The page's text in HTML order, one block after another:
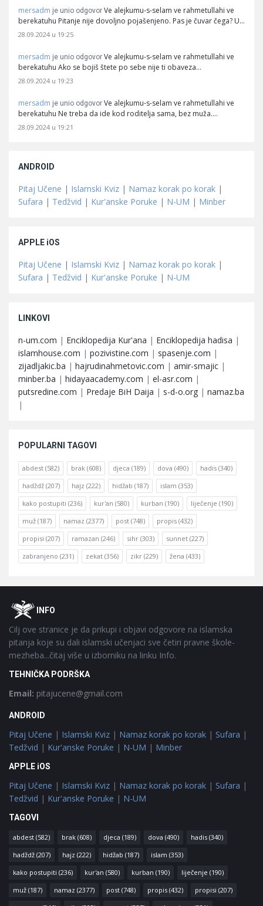
mersadm je unio odgovor Ve alejkumu-s-selam ve rahmetullahi ve
berekatuhu Pitanje nije dovoljno pojašenjeno. Pas je čuvar čega? U…
28.09.2024 u 19:25
mersadm je unio odgovor Ve alejkumu-s-selam ve rahmetullahi ve
berekatuhu Ako se bojiš štete po sebe nije ti obaveza…
28.09.2024 u 19:23
mersadm je unio odgovor Ve alejkumu-s-selam ve rahmetullahi ve
berekatuhu Ne treba da ide kod roditelja sama, bez muža.…
28.09.2024 u 19:21
ANDROID
Pitaj Učene | Islamski Kviz | Namaz korak po korak |
Sufara | Tedžvid | Kur'anske Poruke | N-UM | Minber
APPLE iOS
Pitaj Učene | Islamski Kviz | Namaz korak po korak |
Sufara | Tedžvid | Kur'anske Poruke | N-UM
LINKOVI
n-um.com | Enciklopedija Kur'ana | Enciklopedija hadisa |
islamhouse.com | pozivistine.com | spasenje.com |
zijadljakic.ba | hajrudinahmetovic.com | amir-smajic |
minber.ba | hidayaacademy.com | el-asr.com |
putsredine.com | Predaje BiH Daija | s-d-o.org | namaz.ba
|
POPULARNI TAGOVI
abdest (582) brak (608) djeca (189) dova (490) hadis (340)
hadždž (207) hajz (222) hidžab (187) islam (353)
kako postupiti (236) kur'an (580) kurban (190) liječenje (190)
muž (187) namaz (2377) post (748) propis (432)
propisi (207) ramazan (246) sihr (303) sunnet (227)
zabranjeno (231) zekat (356) zikr (229) žena (433)
FooterOINFO
Cilj ove stranice je da prikupi i objavi odgovore na islamska
pitanja koje su dali islamski učenjaci sve četiri pravne škole-
mezheba...čitaj više u izborniku na linku Info.
TEHNIČKA PODRŠKA
Email: pitajucene@gmail.com
ANDROID
Pitaj Učene | Islamski Kviz | Namaz korak po korak | Sufara |
Tedžvid | Kur'anske Poruke | N-UM | Minber
APPLE iOS
Pitaj Učene | Islamski Kviz | Namaz korak po korak | Sufara |
Tedžvid | Kur'anske Poruke | N-UM
TAGOVI
abdest (582) brak (608) djeca (189) dova (490) hadis (340)
hadždž (207) hajz (222) hidžab (187) islam (353)
kako postupiti (236) kur'an (580) kurban (190) liječenje (190)
muž (187) namaz (2377) post (748) propis (432) propisi (207)